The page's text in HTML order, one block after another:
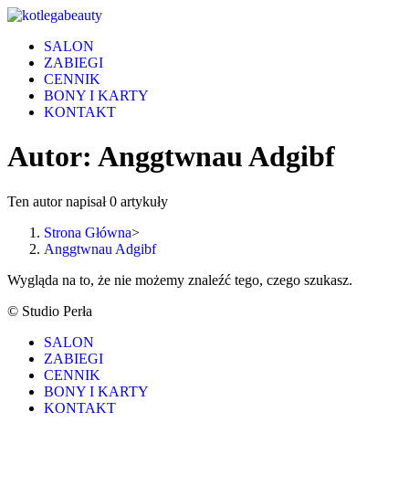
Skip
contentSALON
ZABIEGI
CENNIK
BONY I KARTY
KONTAKT
Autor: Anggtwnau Adgibf
Ten autor napisał 0 artykuły
Strona Główna>
Anggtwnau Adgibf
Wygląda na to, że nie możemy znaleźć tego, czego szukasz.
© Studio Perła
SALON
ZABIEGI
CENNIK
BONY I KARTY
KONTAKT